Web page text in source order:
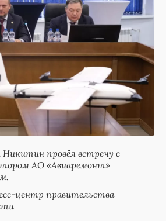
Никитин провёл встречу с
АО «Авиаремонт»
центр правительства